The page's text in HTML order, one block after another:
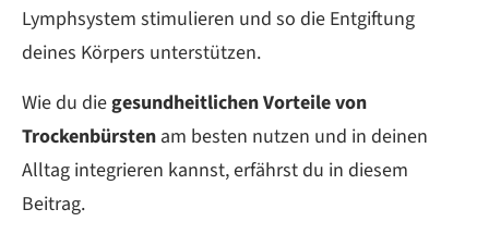
Lymphsystem stimulieren und so die Entgiftung
deines Körpers unterstützen.
Wie du die gesundheitlichen Vorteile von
Trockenbürsten am besten nutzen und in deinen
Alltag integrieren kannst, erfährst du in diesem
Beitrag.